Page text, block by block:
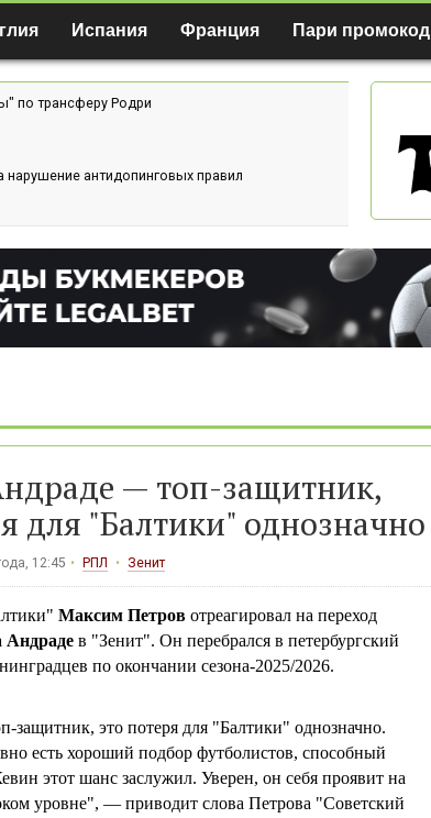
Испания Франция Пари промокод
по трансферу Родри
антидопинговых правил
— топ-защитник,
для "Балтики" однозначно
12:45 РПЛ Зенит
Максим Петровотреагировал на переход
Андрадев "Зенит". Он перебрался в петербургский
по окончании сезона-2025/2026.
защитник, это потеря для "Балтики" однозначно.
есть хороший подбор футболистов, способный
этот шанс заслужил. Уверен, он себя проявит на
уровне", — приводит слова Петрова "Советский